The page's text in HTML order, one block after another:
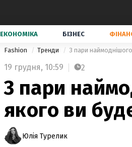
ЕКОНОМІКА БІЗНЕС
Fashion Тренди 3 пари
19 грудня, 10:59 2
3 пари
якого ви
Юлія Турелик